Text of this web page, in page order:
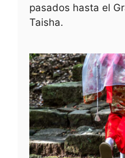
pasados hasta el
Taisha.